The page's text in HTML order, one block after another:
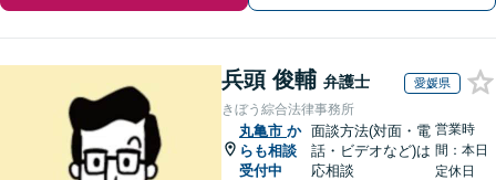
兵頭 俊輔 弁護士 愛媛県
きぼう綜合法律事務所
丸亀市 か
らも相談
受付中
面談方法(対面・電
話・ビデオなど)は
応相談
営業時
間：本日
定休日